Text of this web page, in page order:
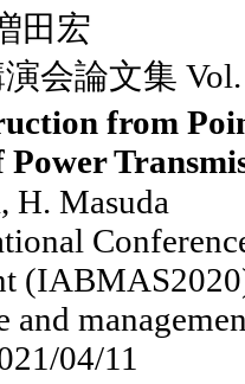
田宏
会論文集 Vol.
from
H. Masuda
and
04/11